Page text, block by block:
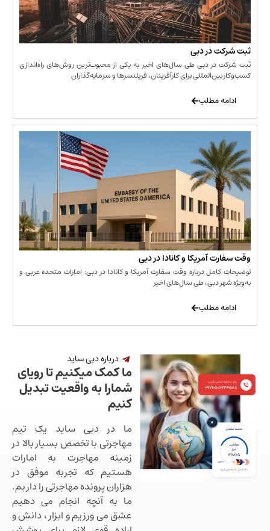
در دبی
دبی طی سال‌های اخیر به یکی از محبوب‌ترین روش‌های راه‌اندازی
برای کارآفرینان، فریلنسرها و سرمایه‌گذاران
آمریکا و کانادا در دبی
درباره وقت سفارت آمریکا و کانادا در دبی: امارات متحده عربی و
دبی، طی سال‌های اخیر
درباره دبی ساید
ما کمک میکنیم تا رویای
شمارا به واقعیت تبدیل
کنیم
ما در دبی ساید یک تیم
مهاجرتی با تخصص بسیار بالا در
زمینه مهاجرت به امارات
هستیم که تجربه موفق در
هزاران پرونده مهاجرتی را داریم.
ما به آنچه انجام می دهیم
عشق می ورزیم و ابزار ، دانش و